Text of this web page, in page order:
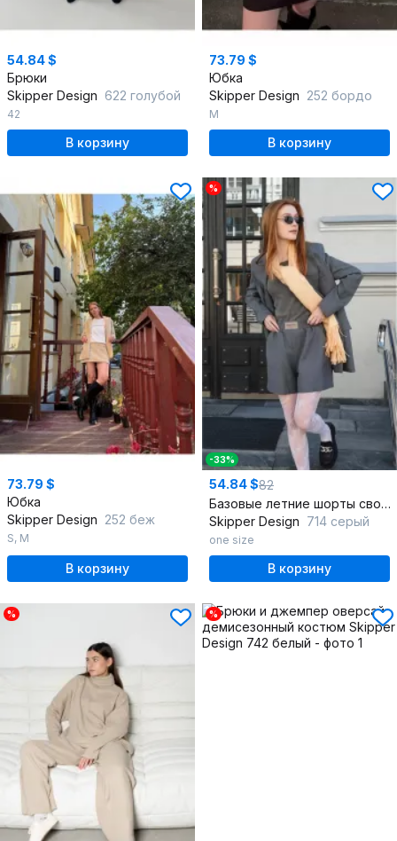
54.84 $
Брюки
Skipper Design 622 голубой
42
В корзину
73.79 $
Юбка
Skipper Design 252 бордо
M
В корзину
73.79 $
Юбка
Skipper Design 252 беж
S, M
В корзину
%
-33%
54.84 $82
Базовые летние шорты свободного кроя на резинке
Skipper Design 714 серый
one size
В корзину
% %